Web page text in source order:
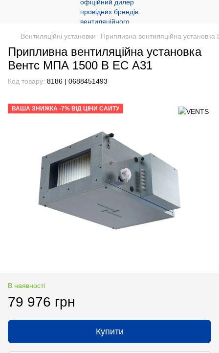
Вентиляційні установки Припливна вентиляційна
Припливна вентиляційна установка
Вентс МПА 1500 В ЕС А31
Код товару: 8186 | 0688451493
ВАША ЗНИЖКА -7% ВІД ЦІНИ САЙТУ
В наявності
79 976 грн
Купити